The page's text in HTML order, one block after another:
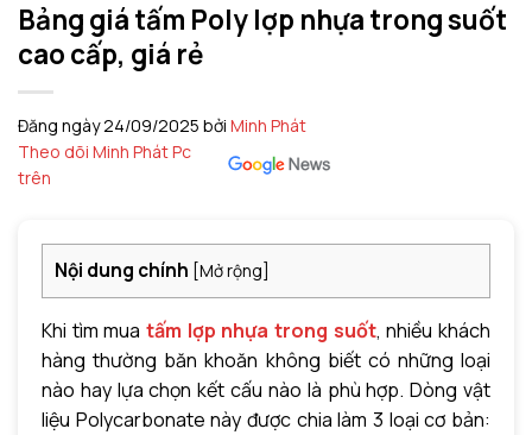
Bảng giá tấm Poly lợp nhựa trong suốt
cao cấp, giá rẻ
Đăng ngày24/09/2025 bởi Minh Phát
Theo dõi Minh Phát Pc
trên
Nội dung chính [Mở rộng]
Khi tìm mua tấm lợp nhựa trong suốt, nhiều khách
hàng thường băn khoăn không biết có những loại
nào hay lựa chọn kết cấu nào là phù hợp. Dòng vật
liệu Polycarbonate này được chia làm 3 loại cơ bản: